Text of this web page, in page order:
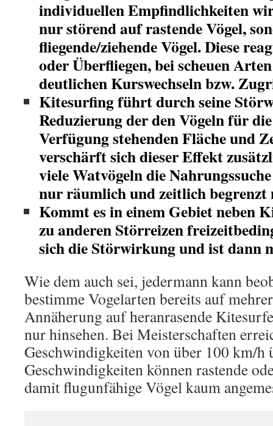
individuellen Empfindlichkeiten
nur störend auf rastende Vögel,
fliegende/ziehende Vögel. Diese
oder Überfliegen, bei scheuen
deutlichen Kurswechseln bzw.
Kitesurfing führt durch seine
Reduzierung der den Vögeln für
Verfügung stehenden Fläche und
verschärft sich dieser Effekt
viele Watvögeln die
nur räumlich und zeitlich begrenzt
Kommt es in einem Gebiet neben
zu anderen Störreizen
sich die Störwirkung und ist dann
Wie dem auch sei, jedermann kann
bestimme Vogelarten bereits auf
Annäherung auf heranrasende
nur hinsehen. Bei Meisterschaften
Geschwindigkeiten von über 100 km/h
Geschwindigkeiten können rastende
damit flugunfähige Vögel kaum